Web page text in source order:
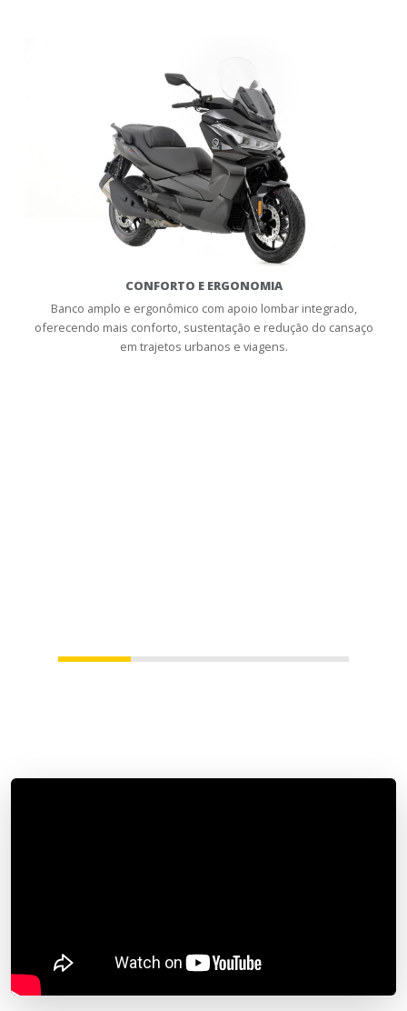
CONFORTO E ERGONOMIA
Banco amplo e ergonômico com apoio lombar integrado,
oferecendo mais conforto, sustentação e redução do cansaço
em trajetos urbanos e viagens.